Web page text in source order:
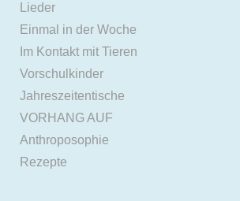
Lieder
Einmal in der Woche
Im Kontakt mit Tieren
Vorschulkinder
Jahreszeitentische
VORHANG AUF
Anthroposophie
Rezepte